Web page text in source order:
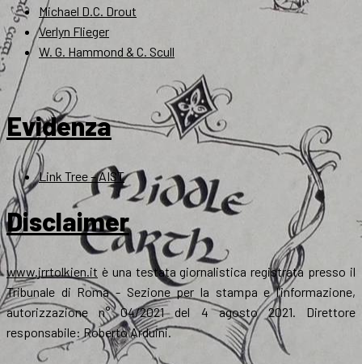
Michael D.C. Drout
Verlyn Flieger
W. G. Hammond & C. Scull
Evidenza
Link Tree – AIST
Disclaimer
www.jrrtolkien.it è una testata giornalistica registrata presso il
Tribunale di Roma - Sezione per la stampa e l’informazione,
autorizzazione n° 04/2021 del 4 agosto 2021. Direttore
responsabile: Roberto Arduini.